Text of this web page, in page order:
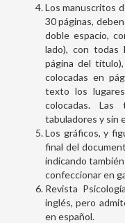
Los manuscritos
30 páginas,
doble espacio,
lado), con todas
página del
colocadas en
texto los
colocadas. Las
tabuladores y sin
Los gráficos, y
final del
indicando
confeccionar en
Revista
inglés, pero
en español.